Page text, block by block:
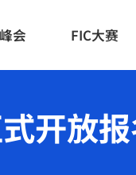
会 FIC大赛
开放